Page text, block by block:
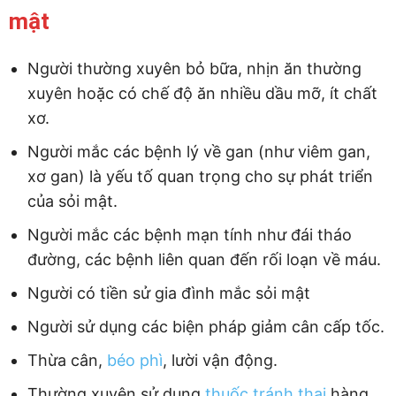
mật
Người thường xuyên bỏ bữa, nhịn ăn thường
xuyên hoặc có chế độ ăn nhiều dầu mỡ, ít chất
xơ.
Người mắc các bệnh lý về gan (như viêm gan,
xơ gan) là yếu tố quan trọng cho sự phát triển
của sỏi mật.
Người mắc các bệnh mạn tính như đái tháo
đường, các bệnh liên quan đến rối loạn về máu.
Người có tiền sử gia đình mắc sỏi mật
Người sử dụng các biện pháp giảm cân cấp tốc.
Thừa cân, béo phì, lười vận động.